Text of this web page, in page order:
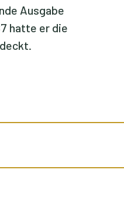
Ausgabe
hatte er die